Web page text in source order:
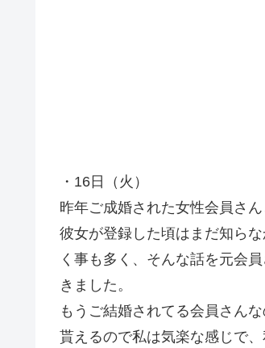
・16日（火）
昨年ご成婚された女性会員さ
彼女が登録した頃はまだ知ら
く事も多く、そんな話を元会
きました。
もうご結婚されてる会員さん
貰えるので私は気楽な感じで